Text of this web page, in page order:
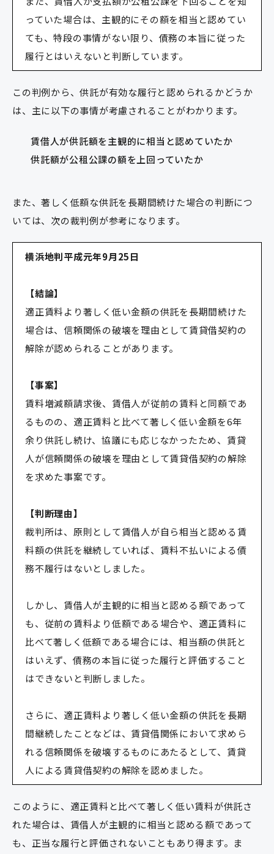
っていた場合は、主観的にその額を相当と認めてい
ても、特段の事情がない限り、債務の本旨に従った
履行とはいえないと判断しています。
この判例から、供託が有効な履行と認められるかどうか
は、主に以下の事情が考慮されることがわかります。
賃借人が供託額を主観的に相当と認めていたか
供託額が公租公課の額を上回っていたか
また、著しく低額な供託を長期間続けた場合の判断につ
いては、次の裁判例が参考になります。
横浜地判平成元年9月25日
【結論】
適正賃料より著しく低い金額の供託を長期間続けた
場合は、信頼関係の破壊を理由として賃貸借契約の
解除が認められることがあります。
【事案】
賃料増減額請求後、賃借人が従前の賃料と同額であ
るものの、適正賃料と比べて著しく低い金額を6年
余り供託し続け、協議にも応じなかったため、賃貸
人が信頼関係の破壊を理由として賃貸借契約の解除
を求めた事案です。
【判断理由】
裁判所は、原則として賃借人が自ら相当と認める賃
料額の供託を継続していれば、賃料不払いによる債
務不履行はないとしました。
しかし、賃借人が主観的に相当と認める額であって
も、従前の賃料より低額である場合や、適正賃料に
比べて著しく低額である場合には、相当額の供託と
はいえず、債務の本旨に従った履行と評価すること
はできないと判断しました。
さらに、適正賃料より著しく低い金額の供託を長期
間継続したことなどは、賃貸借関係において求めら
れる信頼関係を破壊するものにあたるとして、賃貸
人による賃貸借契約の解除を認めました。
このように、適正賃料と比べて著しく低い賃料が供託さ
れた場合は、賃借人が主観的に相当と認める額であって
も、正当な履行と評価されないこともあり得ます。ま